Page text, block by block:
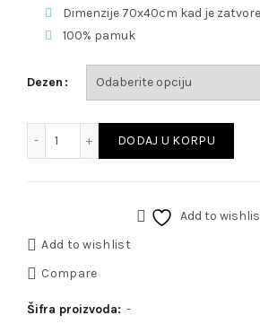
Dimenzije 70x40cm kad je
100% pamuk
Dezen
DODAJ U KORPU
Add to
Add to wishlist
Compare
Šifra proizvoda: -